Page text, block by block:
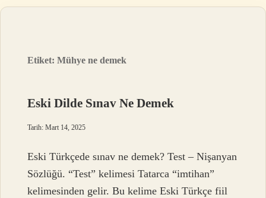
Etiket:Mühye ne demek
Eski Dilde Sınav Ne Demek
Tarih: Mart 14, 2025
Eski Türkçede sınav ne demek? Test – Nişanyan
Sözlüğü. “Test” kelimesi Tatarca “imtihan”
kelimesinden gelir. Bu kelime Eski Türkçe fiil